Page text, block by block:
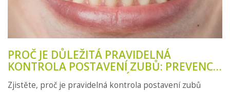
PROČ JE DŮLEŽITÁ PRAVIDELNÁ
KONTROLA POSTAVENÍ ZUBŮ: PREVENCE,
ORTODONCIE A ZDRAVÍ
Zjistěte, proč je pravidelná kontrola postavení zubů